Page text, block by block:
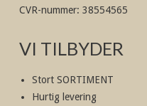
CVR-nummer: 38554565
VI TILBYDER
Stort SORTIMENT
Hurtig levering